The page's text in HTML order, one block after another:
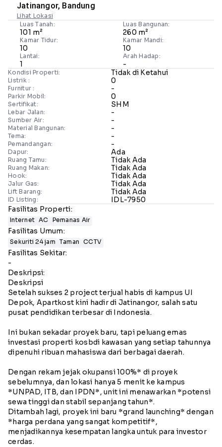
Jatinangor, Bandung
Lihat Lokasi
Luas Tanah:
101 m²
Luas Bangunan:
260 m²
Kamar Tidur:
10
Kamar Mandi:
10
Lantai:
1
Arah Hadap:
-
Kondisi Properti: Tidak di Ketahui
Listrik : 0
Furnitur : -
Parkir Mobil: 0
Sertifikat: SHM
Lebar Jalan: -
Sumber Air: -
Material Bangunan: -
Tema: -
Pemandangan: -
Dapur: Ada
Ruang Tamu: Tidak Ada
Ruang Makan: Tidak Ada
Hook: Tidak Ada
Jalur Gas: Tidak Ada
Lift Barang: Tidak Ada
ID Listing:
IDL-7950
Fasilitas Properti:
Internet AC Pemanas Air
Fasilitas Umum:
Sekuriti 24 jam Taman CCTV
Fasilitas Sekitar:
-
Deskripsi:
Deskripsi
Setelah sukses 2 project terjual habis di kampus UI
Depok, Apartkost kini hadir di Jatinangor, salah satu
pusat pendidikan terbesar di Indonesia.
Ini bukan sekadar proyek baru, tapi peluang emas
investasi properti kosbdi kawasan yang setiap tahunnya
dipenuhi ribuan mahasiswa dari berbagai daerah.
Dengan rekam jejak okupansi 100%* di proyek
sebelumnya, dan lokasi hanya 5 menit ke kampus
*UNPAD, ITB, dan IPDN*, unit ini menawarkan *potensi
sewa tinggi dan stabil sepanjang tahun*.
Ditambah lagi, proyek ini baru *grand launching* dengan
*harga perdana yang sangat kompetitif*,
menjadikannya kesempatan langka untuk para investor
cerdas.